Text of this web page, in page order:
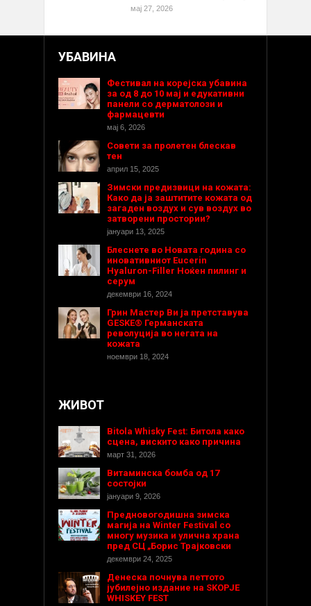
мај 27, 2026
УБАВИНА
Фестивал на корејска убавина
за од 8 до 10 мај и едукативни
панели со дерматолози и
фармацевти
мај 6, 2026
Совети за пролетен блескав
тен
април 15, 2025
Зимски предизвици на кожата:
Како да ја заштитите кожата од
загаден воздух и сув воздух во
затворени простории?
јануари 13, 2025
Блеснете во Новата година со
иновативниот Eucerin
Hyaluron-Filler Ноќен пилинг и
серум
декември 16, 2024
Грин Мастер Ви ја претставува
GESKE® Германската
револуција во негата на
кожата
ноември 18, 2024
ЖИВОТ
Bitola Whisky Fest: Битола како
сцена, вискито како причина
март 31, 2026
Витаминска бомба од 17
состојки
јануари 9, 2026
Предновогодишнa зимска
магија на Winter Festival со
многу музика и улична храна
пред СЦ „Борис Трајковски
декември 24, 2025
Денеска почнува петтото
јубилејно издание на SKOPJE
WHISKEY FEST